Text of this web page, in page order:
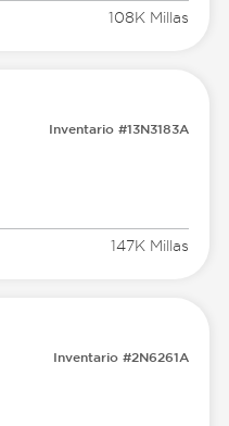
108K Millas
Inventario #13N3183A
147K Millas
Inventario #2N6261A